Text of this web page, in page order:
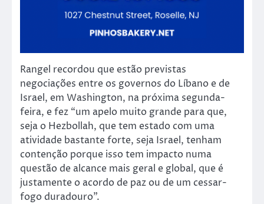
Rangel recordou que estão previstas
negociações entre os governos do Líbano e de
Israel, em Washington, na próxima segunda-
feira, e fez “um apelo muito grande para que,
seja o Hezbollah, que tem estado com uma
atividade bastante forte, seja Israel, tenham
contenção porque isso tem impacto numa
questão de alcance mais geral e global, que é
justamente o acordo de paz ou de um cessar-
fogo duradouro”.